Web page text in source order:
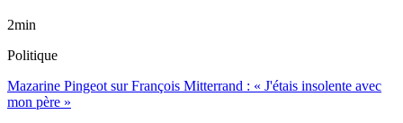
2min
Politique
Mazarine Pingeot sur François Mitterrand : « J'étais insolente avec
mon père »